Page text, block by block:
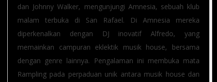
dan Johnny Walker, mengunjungi Amnesia, sebuah klub
malam terbuka di San Rafael. Di Amnesia mereka
diperkenalkan dengan DJ inovatif Alfredo, yang
memainkan campuran eklektik musik house, bersama
dengan genre lainnya. Pengalaman ini membuka mata
Rampling pada perpaduan unik antara musik house dan